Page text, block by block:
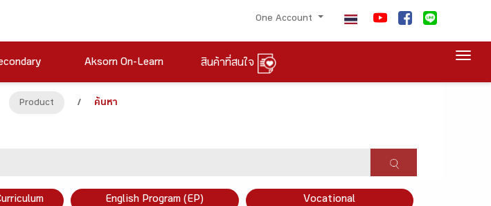
One Account
Aksorn On-Learn สินค้าที่สนใจ
Product / ค้นหา
English Program (EP) Vocational